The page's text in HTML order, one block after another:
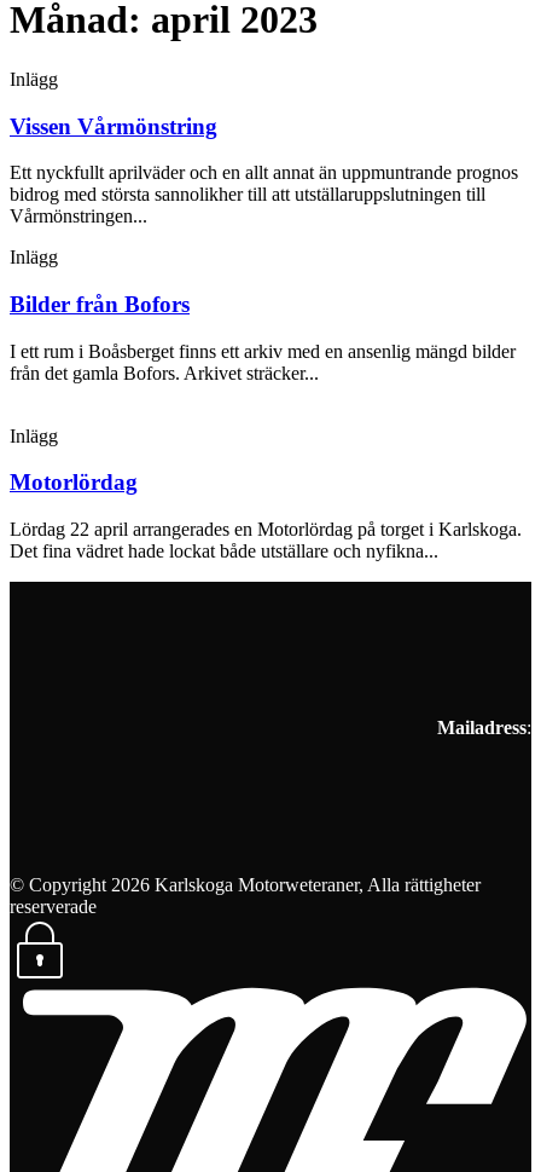
Månad: april 2023
Inlägg
Vissen Vårmönstring
Ett nyckfullt aprilväder och en allt annat än uppmuntrande prognos
bidrog med största sannolikher till att utställaruppslutningen till
Vårmönstringen...
Inlägg
Bilder från Bofors
I ett rum i Boåsberget finns ett arkiv med en ansenlig mängd bilder
från det gamla Bofors. Arkivet sträcker...
Inlägg
Motorlördag
Lördag 22 april arrangerades en Motorlördag på torget i Karlskoga.
Det fina vädret hade lockat både utställare och nyfikna...
Mailadress:
© Copyright 2026 Karlskoga Motorweteraner, Alla rättigheter
reserverade